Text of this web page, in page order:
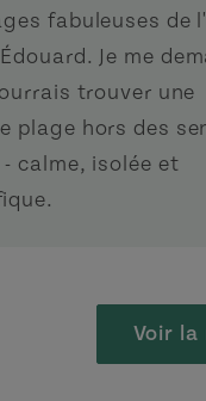
fabuleuses de
Je me
trouver une
plage hors des
calme, isolée et
Voir la